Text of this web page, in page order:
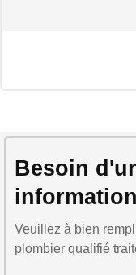
Besoin
Veuillez à bien
plombier qualifié